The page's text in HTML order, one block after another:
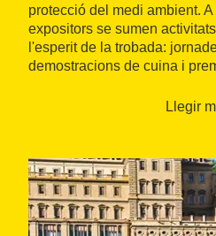
protecció del medi ambient.
expositors se sumen
l'esperit de la trobada:
demostracions de cuina i
Llegir